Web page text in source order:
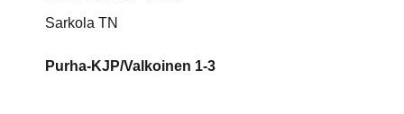
Sarkola TN
Purha-KJP/Valkoinen 1-3